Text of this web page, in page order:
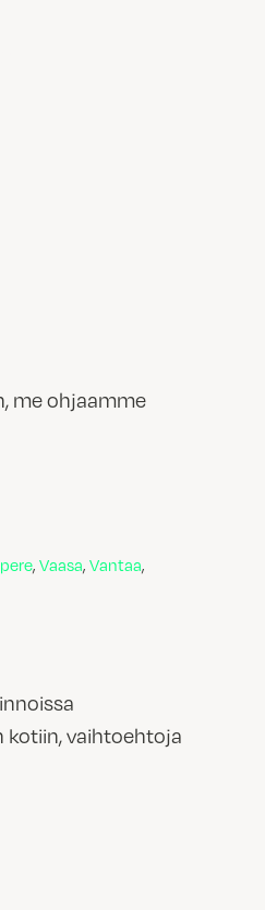
me ohjaamme
, Vaasa, Vantaa,
kotiin, vaihtoehtoja